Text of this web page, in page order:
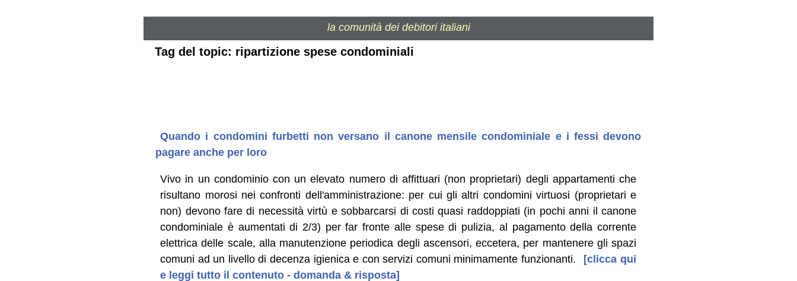
la comunità dei debitori italiani
Tag del topic: ripartizione spese condominiali
Quando i condomini furbetti non versano il canone mensile condominiale e i fessi devono
pagare anche per loro
Vivo in un condominio con un elevato numero di affittuari (non proprietari) degli appartamenti che
risultano morosi nei confronti dell'amministrazione: per cui gli altri condomini virtuosi (proprietari e
non) devono fare di necessità virtù e sobbarcarsi di costi quasi raddoppiati (in pochi anni il canone
condominiale è aumentati di 2/3) per far fronte alle spese di pulizia, al pagamento della corrente
elettrica delle scale, alla manutenzione periodica degli ascensori, eccetera, per mantenere gli spazi
comuni ad un livello di decenza igienica e con servizi comuni minimamente funzionanti.
[clicca qui
e leggi tutto il contenuto - domanda & risposta]